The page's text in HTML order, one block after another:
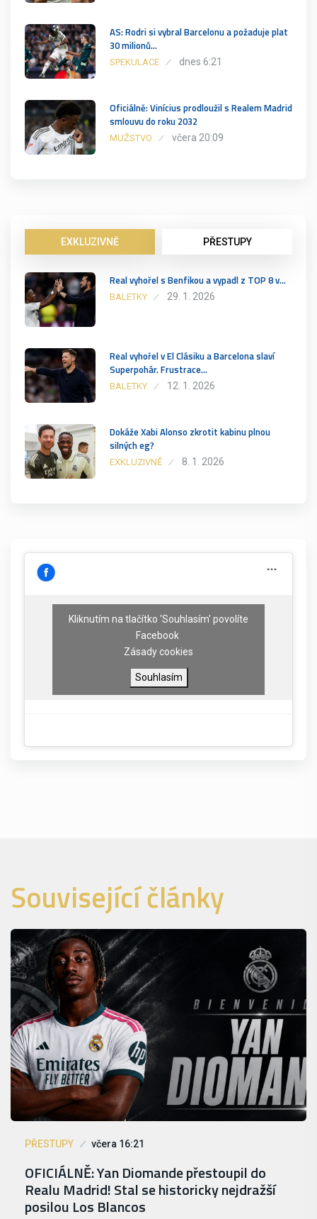
AS: Rodri si vybral Barcelonu a požaduje plat
30 milionů…
SPEKULACE dnes 6:21
Oficiálně: Vinícius prodloužil s Realem Madrid
smlouvu do roku 2032
MUŽSTVO včera 20:09
EXKLUZIVNĚ PŘESTUPY
Real vyhořel s Benfikou a vypadl z TOP 8 v…
BALETKY 29. 1. 2026
Real vyhořel v El Clásiku a Barcelona slaví
Superpohár. Frustrace…
BALETKY 12. 1. 2026
Dokáže Xabi Alonso zkrotit kabinu plnou
silných eg?
EXKLUZIVNĚ 8. 1. 2026
Kliknutím na tlačítko 'Souhlasím' povolíte
Facebook
Zásady cookies
Souhlasím
Související články
PŘESTUPY včera 16:21
OFICIÁLNĚ: Yan Diomande přestoupil do
Realu Madrid! Stal se historicky nejdražší
posilou Los Blancos